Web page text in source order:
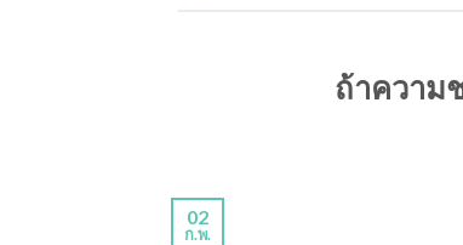
ถ้าความ
02
ก.พ.